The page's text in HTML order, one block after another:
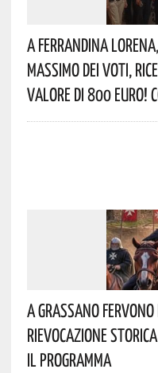
A Ferrandina
Massimo Dei Voti,
Valore Di 800 Euro!
A Grassano
Rievocazione Storica
Il Programma